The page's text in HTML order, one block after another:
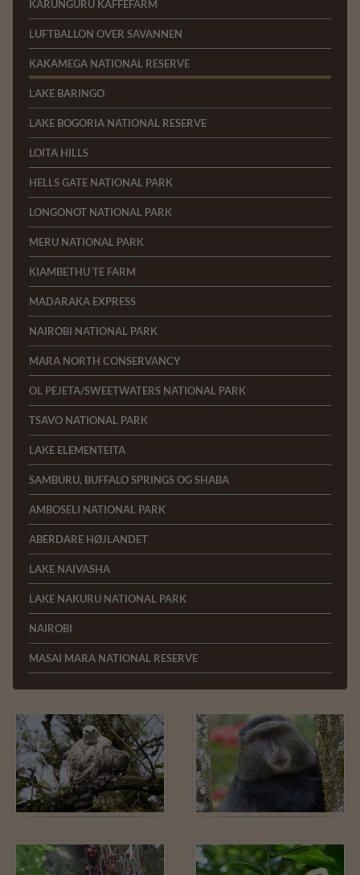
KARUNGURU KAFFEFARM
LUFTBALLON OVER SAVANNEN
KAKAMEGA NATIONAL RESERVE
LAKE BARINGO
LAKE BOGORIA NATIONAL RESERVE
LOITA HILLS
HELLS GATE NATIONAL PARK
LONGONOT NATIONAL PARK
MERU NATIONAL PARK
KIAMBETHU TE FARM
MADARAKA EXPRESS
NAIROBI NATIONAL PARK
MARA NORTH CONSERVANCY
OL PEJETA/SWEETWATERS NATIONAL PARK
TSAVO NATIONAL PARK
LAKE ELEMENTEITA
SAMBURU, BUFFALO SPRINGS OG SHABA
AMBOSELI NATIONAL PARK
ABERDARE HØJLANDET
LAKE NAIVASHA
LAKE NAKURU NATIONAL PARK
NAIROBI
MASAI MARA NATIONAL RESERVE